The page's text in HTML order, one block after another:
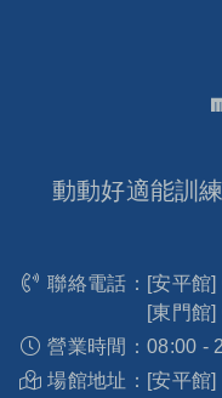
動動好適能訓
聯絡電話： [安平館]
[東門館]
營業時間： 08:00 -
場館地址：
[安平館